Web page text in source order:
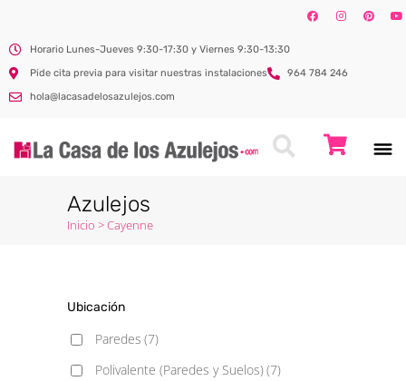
Horario Lunes-Jueves 9:30-17:30 y Viernes 9:30-13:30
Pide cita previa para visitar nuestras instalaciones
964 784 246
hola@lacasadelosazulejos.com
Azulejos
Inicio >Cayenne
Ubicación
Paredes (7)
Polivalente (Paredes y Suelos)(7)